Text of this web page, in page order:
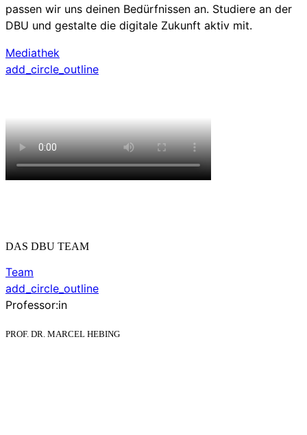
passen wir uns deinen Bedürfnissen an. Studiere an der
DBU und gestalte die digitale Zukunft aktiv mit.
Mediathek
add_circle_outline
DAS DBU TEAM
Team
add_circle_outline
Professor:in
PROF. DR. MARCEL HEBING